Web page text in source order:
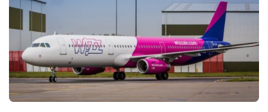
Візи та безвіз
Інше
Блоги мандрівників
Новини